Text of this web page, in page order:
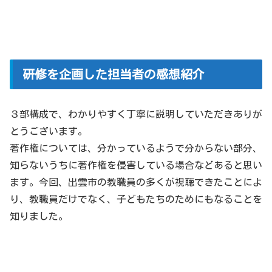
研修を企画した担当者の感想紹介
３部構成で、わかりやすく丁寧に説明していただきありが
とうございます。
著作権については、分かっているようで分からない部分、
知らないうちに著作権を侵害している場合などあると思い
ます。今回、出雲市の教職員の多くが視聴できたことによ
り、教職員だけでなく、子どもたちのためにもなることを
知りました。